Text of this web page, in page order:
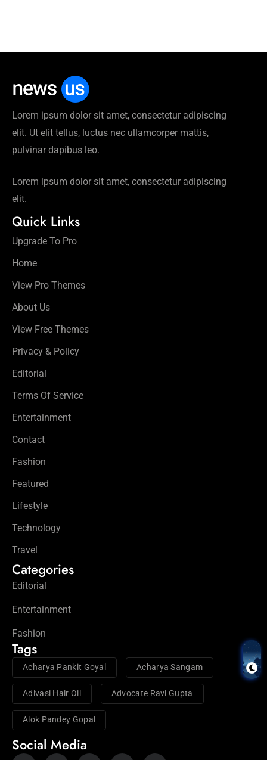
Lorem ipsum dolor sit amet, consectetur adipiscing
elit. Ut elit tellus, luctus nec ullamcorper mattis,
pulvinar dapibus leo.
Lorem ipsum dolor sit amet, consectetur adipiscing
elit.
Quick Links
Upgrade To Pro
Home
View Pro Themes
About Us
View Free Themes
Privacy & Policy
Editorial
Terms Of Service
Entertainment
Contact
Fashion
Featured
Lifestyle
Technology
Travel
Categories
Editorial
Entertainment
Fashion
Tags
Acharya Pankit Goyal Acharya Sangam
Adivasi Hair Oil Advocate Ravi Gupta
Alok Pandey Gopal
Social Media